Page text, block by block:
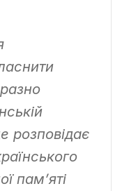
розповідає
памʼяті